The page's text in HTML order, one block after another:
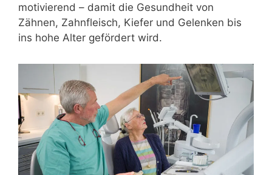
motivierend – damit die Gesundheit von
Zähnen, Zahnfleisch, Kiefer und Gelenken bis
ins hohe Alter gefördert wird.